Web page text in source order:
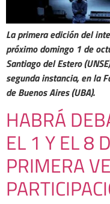
La primera edición del
próximo domingo 1 de
Santiago del Estero
segunda instancia, en la
de Buenos Aires (UBA).
HABRÁ
EL 1 Y EL 8
PRIMERA